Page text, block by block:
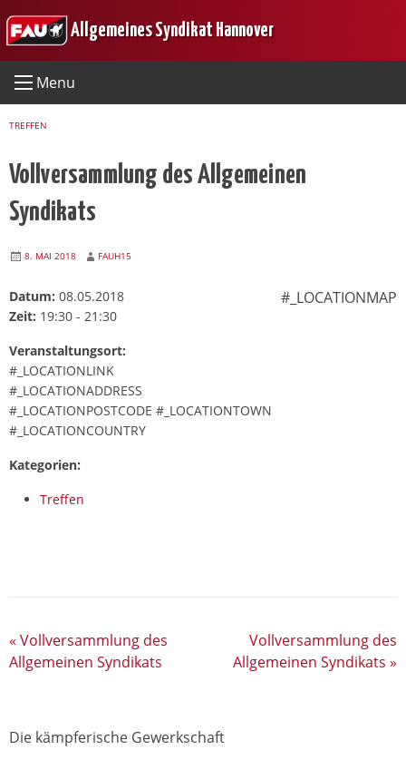
to
Allgemeines Syndikat Hannover
Menu
TREFFEN
Vollversammlung des Allgemeinen
Syndikats
8. MAI 2018 FAUH15
#_LOCATIONMAP
Datum: 08.05.2018
Zeit: 19:30 - 21:30
Veranstaltungsort:
#_LOCATIONLINK
#_LOCATIONADDRESS
#_LOCATIONPOSTCODE #_LOCATIONTOWN
#_LOCATIONCOUNTRY
Kategorien:
Treffen
« Vollversammlung des
Allgemeinen Syndikats
Vollversammlung des
Allgemeinen Syndikats »
Die kämpferische Gewerkschaft